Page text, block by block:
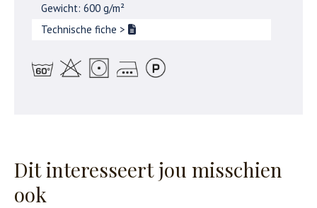
Gewicht: 600 g/m²
Technische fiche >
Dit interesseert jou misschien
ook